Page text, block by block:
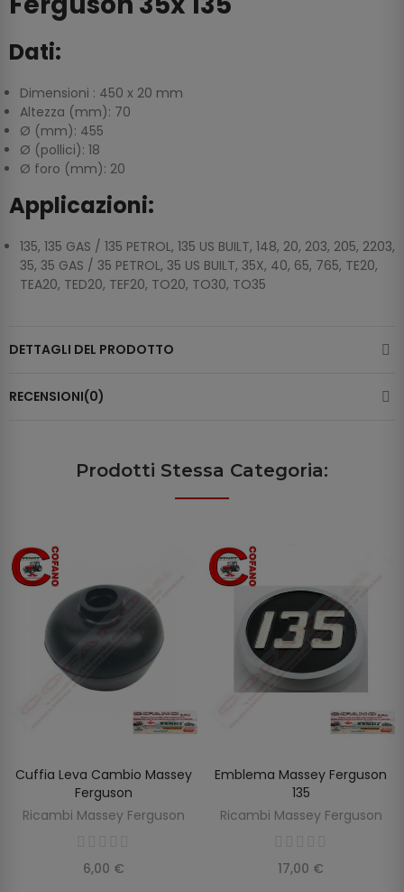
Dati:
Dimensioni : 450 x 20 mm
Altezza (mm): 70
Ø (mm): 455
Ø (pollici): 18
Ø foro (mm): 20
Applicazioni:
135, 135 GAS / 135 PETROL, 135 US BUILT, 148, 20, 203, 205, 2203,
35, 35 GAS / 35 PETROL, 35 US BUILT, 35X, 40, 65, 765, TE20,
TEA20, TED20, TEF20, TO20, TO30, TO35
DETTAGLI DEL PRODOTTO
RECENSIONI(0)
Prodotti Stessa Categoria:
AGGIUNGI AL CARRELLO
Cuffia Leva Cambio Massey
Ferguson
Ricambi Massey Ferguson
6,00 €
AGGIUNGI AL CARRELLO
Emblema Massey Ferguson
135
Ricambi Massey Ferguson
17,00 €